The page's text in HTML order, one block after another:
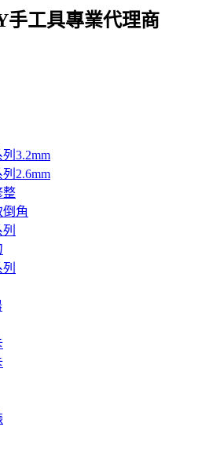
手工具專業代理商
3.2mm
2.6mm
整
角